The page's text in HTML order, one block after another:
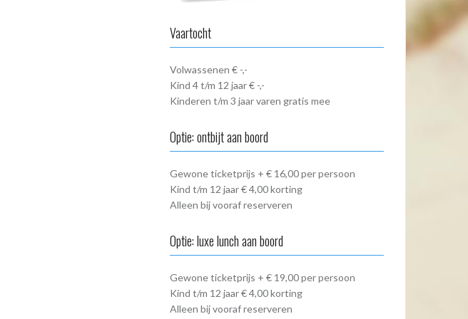
Vaartocht
Volwassenen € -,-
Kind 4 t/m 12 jaar € -,-
Kinderen t/m 3 jaar varen gratis mee
Optie: ontbijt aan boord
Gewone ticketprijs + € 16,00 per persoon
Kind t/m 12 jaar € 4,00 korting
Alleen bij vooraf reserveren
Optie: luxe lunch aan boord
Gewone ticketprijs + € 19,00 per persoon
Kind t/m 12 jaar € 4,00 korting
Alleen bij vooraf reserveren